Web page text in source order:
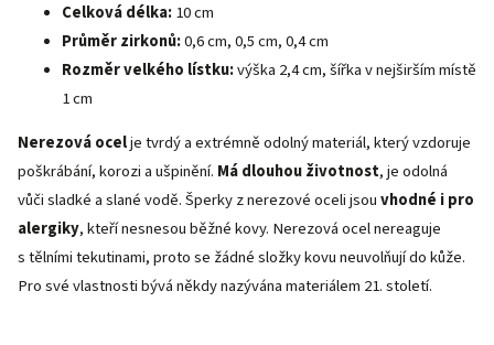
Celková délka:10 cm
Průměr zirkonů:0,6 cm, 0,5 cm, 0,4 cm
Rozměr velkého lístku:výška 2,4 cm, šířka v nejširším místě
1 cm
Nerezová ocelje tvrdý a extrémně odolný materiál, který vzdoruje
poškrábání, korozi a ušpinění. Má dlouhou životnost, je odolná
vůči sladké a slané vodě. Šperky z nerezové oceli jsouvhodné i pro
alergiky, kteří nesnesou běžné kovy. Nerezová ocel nereaguje
s tělními tekutinami, proto se žádné složky kovu neuvolňují do kůže.
Pro své vlastnosti bývá někdy nazývána materiálem 21. století.